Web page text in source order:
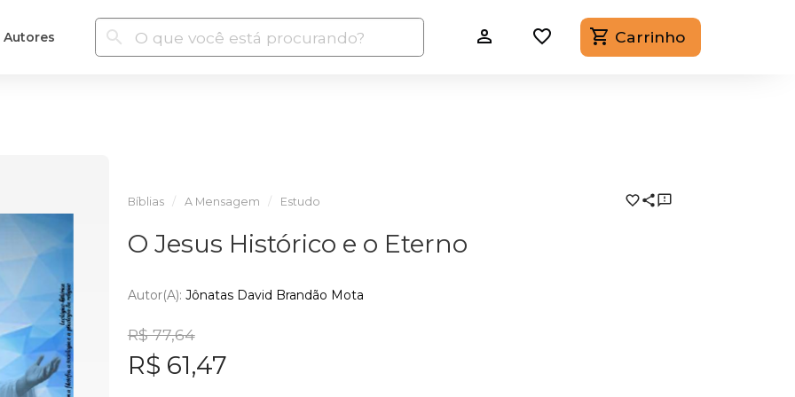
Autores Carrinho
Bíblias A Mensagem Estudo
O Jesus Histórico e o Eterno
Autor(a): Jônatas David Brandão Mota
R$ 77,64
R$ 61,47